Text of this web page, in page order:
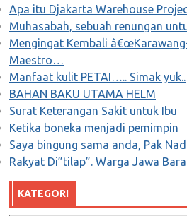
Apa itu Djakarta Warehouse
Muhasabah, sebuah renungan
Mengingat Kembali â€œKarawang-
Maestro…
Manfaat kulit PETAI….. Simak yuk..
BAHAN BAKU UTAMA HELM
Surat Keterangan Sakit untuk Ibu
Ketika boneka menjadi pemimpin
Saya bingung sama anda, Pak
Rakyat Di”tilap”. Warga Jawa
KATEGORI